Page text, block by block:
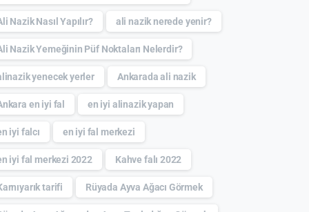
Nazik Nasıl Yapılır? ali nazik nerede yenir?
Nazik Yemeğinin Püf Noktaları Nelerdir?
yenecek yerler Ankarada ali nazik
en iyi fal en iyi alinazik yapan
iyi falcı en iyi fal merkezi
iyi fal merkezi 2022 Kahve falı 2022
tarifi Rüyada Ayva Ağacı Görmek